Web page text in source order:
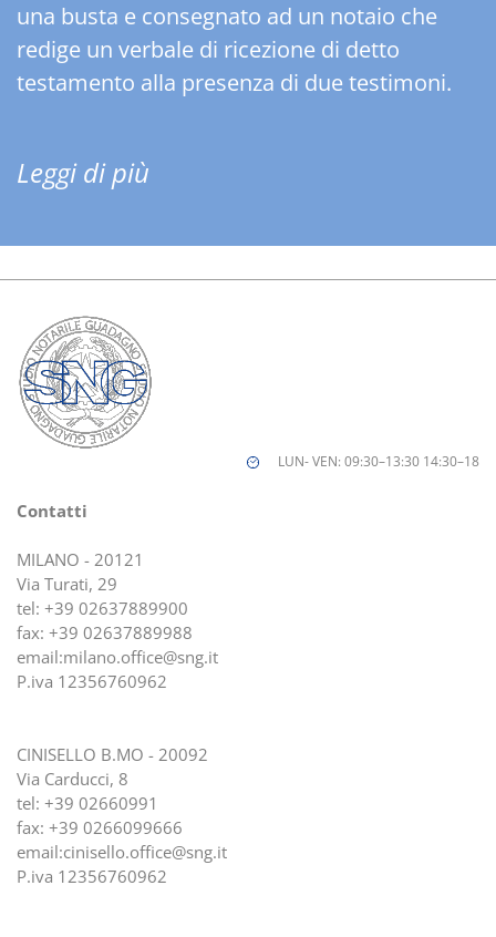
una busta e consegnato ad un notaio che
redige un verbale di ricezione di detto
testamento alla presenza di due testimoni.
Leggi di più
LUN- VEN: 09:30–13:30 14:30–18
Contatti
MILANO - 20121
Via Turati, 29
tel: +39 02637889900
fax: +39 02637889988
email:milano.office@sng.it
P.iva 12356760962
CINISELLO B.MO - 20092
Via Carducci, 8
tel: +39 02660991
fax: +39 0266099666
email:cinisello.office@sng.it
P.iva 12356760962